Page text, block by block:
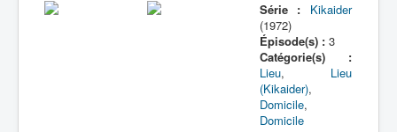
Mecha
Série :
Kikaider
(1972)
Épisode(s) :3
Catégorie(s) :
Lieu, Lieu
(Kikaider),
Domicile,
Domicile